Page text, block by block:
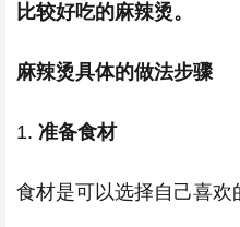
比较好吃的麻辣烫。
麻辣烫具体的做法步骤
1. 准备食材
食材是可以选择自己喜